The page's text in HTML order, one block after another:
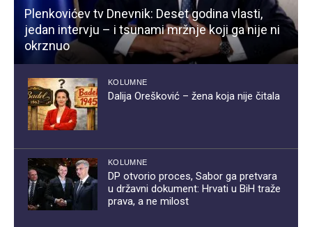
Plenkovićev tv Dnevnik: Deset godina vlasti,
jedan intervju – i tsunami mržnje koji ga nije ni
okrznuo
KOLUMNE
Dalija Orešković – žena koja nije čitala
KOLUMNE
DP otvorio proces, Sabor ga pretvara
u državni dokument: Hrvati u BiH traže
prava, a ne milost